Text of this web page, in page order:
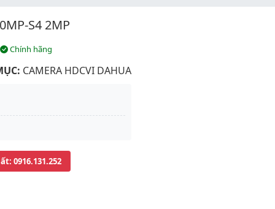
S4 2MP
Chính hãng
CAMERA HDCVI DAHUA
: 0916.131.252